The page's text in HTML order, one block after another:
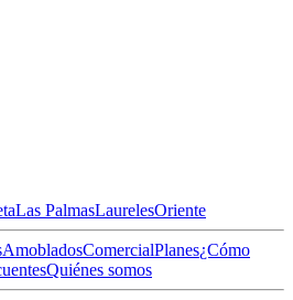
Las PalmasLaurelesOriente
AmobladosComercialPlanes¿Cómo
Quiénes somos